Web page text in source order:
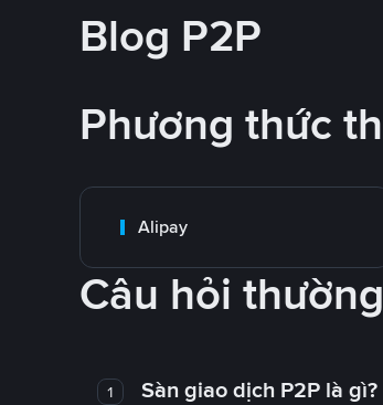
Blog P2P
Phương thức
Alipay
Câu hỏi
1 Sàn giao dịch P2P là gì?